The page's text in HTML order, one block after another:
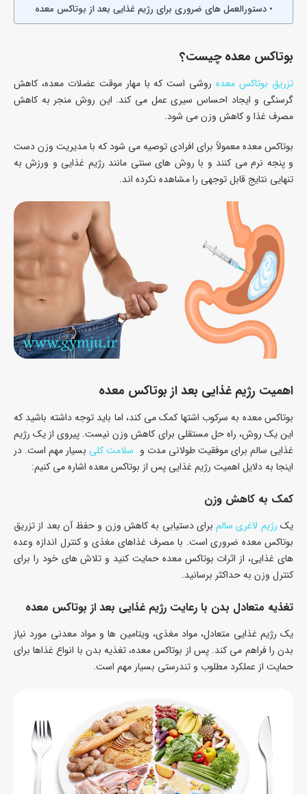
دستورالعمل های ضروری برای رژیم غذایی بعد از بوتاکس معده
بوتاکس معده چیست؟
تزریق بوتاکس معدهروشی است که با مهار موقت عضلات معده، کاهش
گرسنگی و ایجاد احساس سیری عمل می کند. این روش منجر به کاهش
مصرف غذا و کاهش وزن می شود.
بوتاکس معده معمولاً برای افرادی توصیه می شود که با مدیریت وزن دست
و پنجه نرم می کنند و با روش های سنتی مانند رژیم غذایی و ورزش به
تنهایی نتایج قابل توجهی را مشاهده نکرده اند.
اهمیت رژیم غذایی بعد از بوتاکس معده
بوتاکس معده به سرکوب اشتها کمک می کند، اما باید توجه داشته باشید که
این یک روش، راه حل مستقلی برای کاهش وزن نیست. پیروی از یک رژیم
غذایی سالم برای موفقیت طولانی مدت و سلامت کلی بسیار مهم است. در
اینجا به دلایل اهمیت رژیم غذایی پس از بوتاکس معده اشاره می کنیم:
کمک به کاهش وزن
یک رژیم لاغری سالمبرای دستیابی به کاهش وزن و حفظ آن بعد از تزریق
بوتاکس معده ضروری است. با مصرف غذاهای مغذی و کنترل اندازه وعده
های غذایی، از اثرات بوتاکس معده حمایت کنید و تلاش های خود را برای
کنترل وزن به حداکثر برسانید.
تغذیه متعادل بدن با رعایت رژیم غذایی بعد از بوتاکس معده
یک رژیم غذایی متعادل، مواد مغذی، ویتامین ها و مواد معدنی مورد نیاز
بدن را فراهم می کند. پس از بوتاکس معده، تغذیه بدن با انواع غذاها برای
حمایت از عملکرد مطلوب و تندرستی بسیار مهم است.